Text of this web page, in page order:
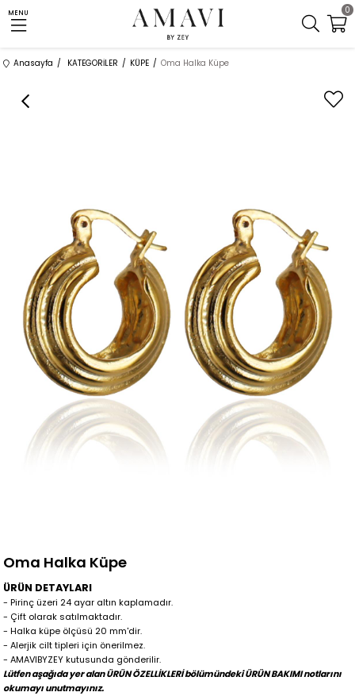
MENU 0
Anasayfa KATEGORİLER KÜPE Oma Halka Küpe
Oma Halka Küpe
ÜRÜN DETAYLARI
- Pirinç üzeri 24 ayar altın kaplamadır.
- Çift olarak satılmaktadır.
- Halka küpe ölçüsü 20 mm'dir.
- Alerjik cilt tipleri için önerilmez.
- AMAVIBYZEY kutusunda gönderilir.
Lütfen aşağıda yer alan ÜRÜN ÖZELLİKLERİ bölümündeki ÜRÜN BAKIMI notlarını
okumayı unutmayınız.